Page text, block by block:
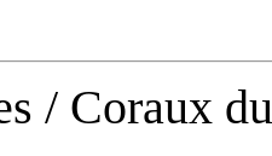
/ Coraux